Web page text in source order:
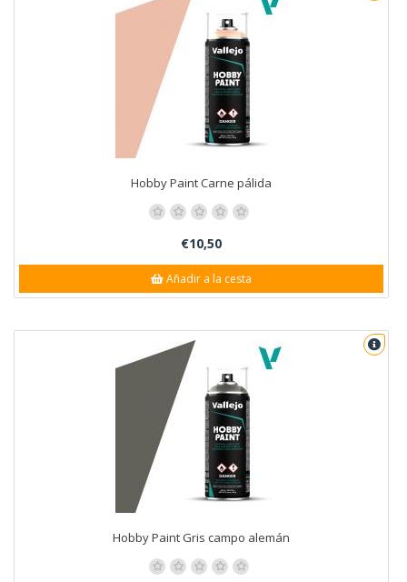
Hobby Paint Carne pálida
€10,50
Añadir a la cesta
Hobby Paint Gris campo alemán